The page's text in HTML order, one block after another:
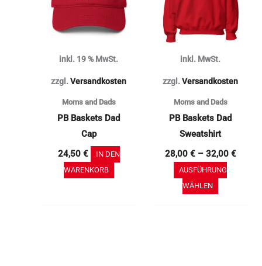
inkl. 19 % MwSt.
zzgl.Versandkosten
Moms and Dads
PB Baskets Dad
Cap
24,50 €
IN DEN
WARENKORB
inkl. MwSt.
zzgl.Versandkosten
Moms and Dads
PB Baskets Dad
Sweatshirt
28,00 €– 32,00 €
AUSFÜHRUNG
WÄHLEN
Varianten
auf.
Optionen
können
werden